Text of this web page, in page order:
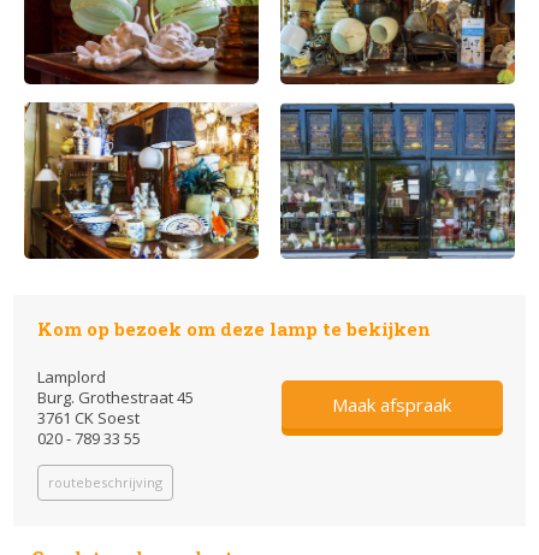
Kom op bezoek om deze lamp te bekijken
Lamplord
Burg. Grothestraat 45
3761 CK Soest
020 - 789 33 55
routebeschrijving
Maak afspraak